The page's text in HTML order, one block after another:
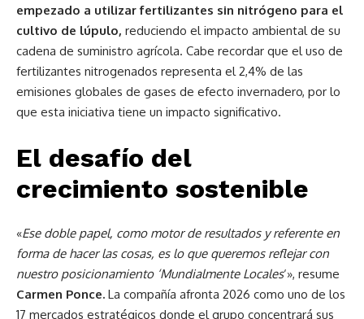
empezado a utilizar fertilizantes sin nitrógeno para el
cultivo de lúpulo, reduciendo el impacto ambiental de su
cadena de suministro agrícola. Cabe recordar que el uso de
fertilizantes nitrogenados representa el 2,4% de las
emisiones globales de gases de efecto invernadero, por lo
que esta iniciativa tiene un impacto significativo.
El desafío del
crecimiento sostenible
«Ese doble papel, como motor de resultados y referente en
forma de hacer las cosas, es lo que queremos reflejar con
nuestro posicionamiento ‘Mundialmente Locales‘», resume
Carmen Ponce. La compañía afronta 2026 como uno de los
17 mercados estratégicos donde el grupo concentrará sus